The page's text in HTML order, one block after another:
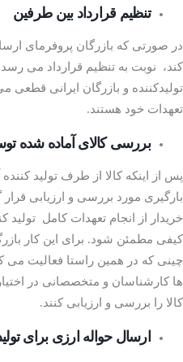
قیمت مناسب
تنظیم قرارداد بین طرفین
در صورتی که بازرگان پروفرمای
کند، نوبت به تنظیم قرارداد می
تولیدکننده و بازرگان ایرانی
تعهدات خود هستند.
بررسی کالای آماده شده
پس از اینکه کالا از طرف تولید کننده
بارگیری مورد بررسی و ارزیابی
خریدار از انجام تعهدات کامل تولید
کیفی مطمئن شود. برای این کار
چینی که در همین راستا فعالیت می
ها کارشناسان و متخصصانی در
کالا را بررسی و ارزیابی کنند.
ارسال حواله ارزی برای